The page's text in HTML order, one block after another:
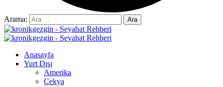
Arama:
Anasayfa
Yurt Dışı
Amerika
Çekya